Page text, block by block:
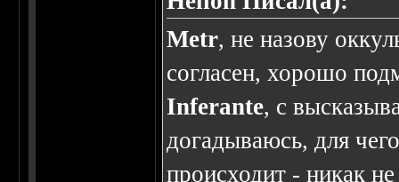
Metr, не назову
согласен, хорошо
Inferante, с
догадываюсь, для
происходит - никак